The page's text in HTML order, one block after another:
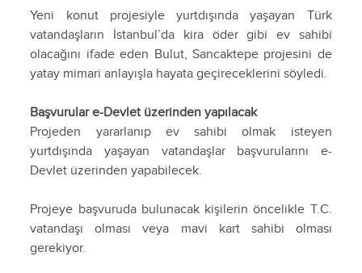
Yeni konut projesiyle yurtdışında yaşayan Türk
vatandaşların İstanbul’da kira öder gibi ev sahibi
olacağını ifade eden Bulut, Sancaktepe projesini de
yatay mimari anlayışla hayata geçireceklerini söyledi.
Başvurular e-Devlet üzerinden yapılacak
Projeden yararlanıp ev sahibi olmak isteyen
yurtdışında yaşayan vatandaşlar başvurularını e-
Devlet üzerinden yapabilecek.
Projeye başvuruda bulunacak kişilerin öncelikle T.C.
vatandaşı olması veya mavi kart sahibi olması
gerekiyor.